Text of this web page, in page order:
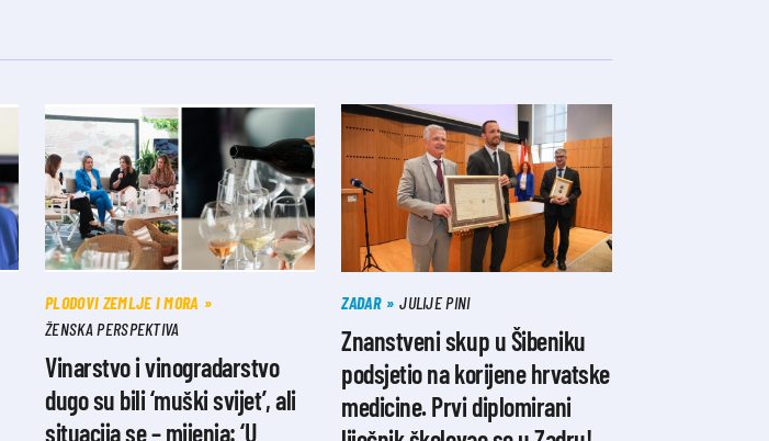
PLODOVI ZEMLJE I MORA
ŽENSKA PERSPEKTIVA
Vinarstvo i vinogradarstvo
dugo su bili ‘muški svijet’, ali
situacija se – mijenja: ‘U
ZADAR JULIJE PINI
Znanstveni skup u Šibeniku
podsjetio na korijene hrvatske
medicine. Prvi diplomirani